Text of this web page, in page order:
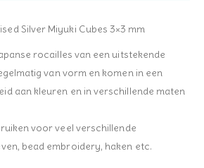
Silver Miyuki Cubes 3×3 mm
rocailles van een uitstekende
van vorm en komen in een
aan kleuren en in verschillende maten
voor veel verschillende
bead embroidery, haken etc.